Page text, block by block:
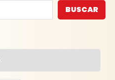
BUSCAR